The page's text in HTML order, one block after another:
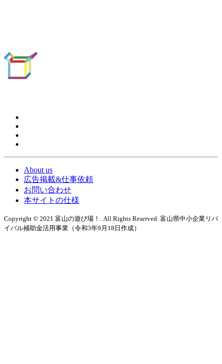
About us
広告掲載&仕事依頼
お問い合わせ
本サイトの仕様
Copyright © 2021 富山の遊び場！. All Rights Reserved. 富山県中小企業リバ
イバル補助金活用事業（令和3年9月18日作成）